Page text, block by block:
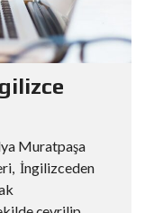
Muratpaşa
İngilizceden